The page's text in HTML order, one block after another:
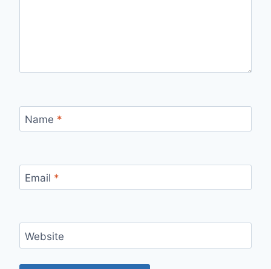
Name *
Email *
Website